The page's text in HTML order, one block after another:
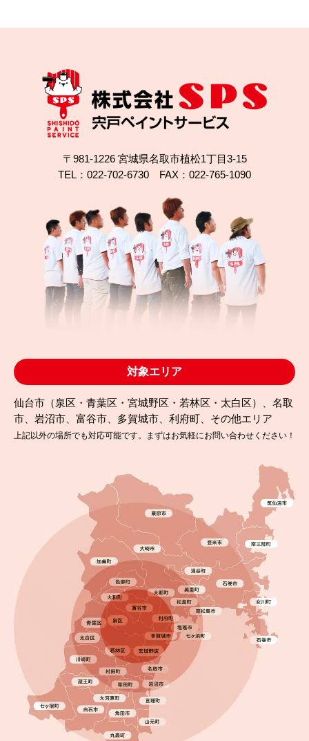
2024.11.23
富谷市で屋根のひび割れ補修＋外壁塗装！無機塗料
で長持ち
完成日 2024.08.13
初めての塗装…LINEで簡単問合せできて安心でし
た！福島県相馬市
〒981-1226 宮城県名取市植松1丁目3-15
TEL：022-702-6730 FAX：022-765-1090
対象エリア
仙台市（泉区・青葉区・宮城野区・若林区・太白区）、名取
市、岩沼市、富谷市、多賀城市、利府町、その他エリア
上記以外の場所でも対応可能です。まずはお気軽にお問い合わせください！